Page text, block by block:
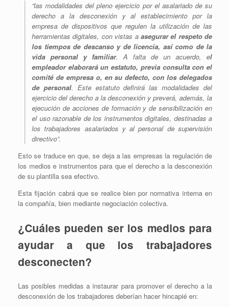
“las modalidades del pleno ejercicio por el asalariado de su
derecho a la desconexión y al establecimiento por la
empresa de dispositivos que regulen la utilización de las
herramientas digitales, con vistas a asegurar el respeto de
los tiempos de descanso y de licencia, así como de la
vida personal y familiar. A falta de un acuerdo, el
empleador elaborará un estatuto, previa consulta con el
comité de empresa o, en su defecto, con los delegados
de personal. Este estatuto definirá las modalidades del
ejercicio del derecho a la desconexión y preverá, además, la
ejecución de acciones de formación y de sensibilización en
el uso razonable de los instrumentos digitales, destinadas a
los trabajadores asalariados y al personal de supervisión
directivo”.
Esto se traduce en que, se deja a las empresas la regulación de
los medios e instrumentos para que el derecho a la desconexión
de su plantilla sea efectivo.
Esta fijación cabrá que se realice bien por normativa interna en
la compañía, bien mediante negociación colectiva.
¿Cuáles pueden ser los medios para
ayudar a que los trabajadores
desconecten?
Las posibles medidas a instaurar para promover el derecho a la
desconexión de los trabajadores deberían hacer hincapié en: